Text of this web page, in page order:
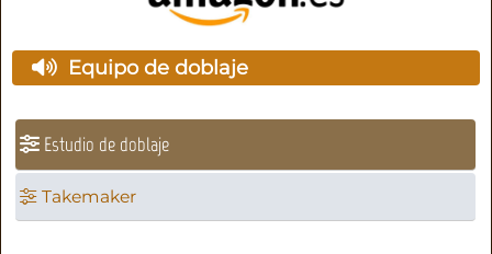
Equipo de doblaje
Estudio de doblaje
Takemaker